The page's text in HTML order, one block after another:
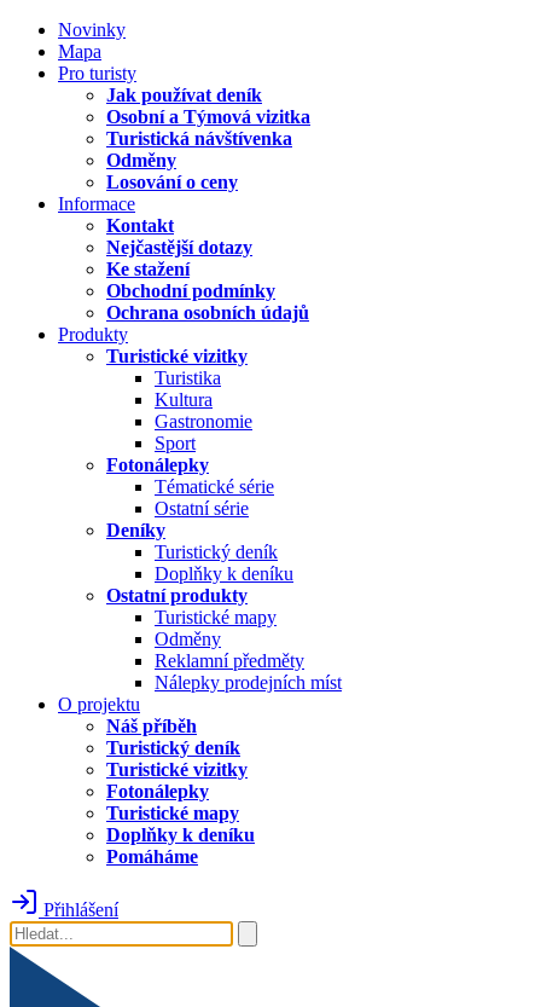
Novinky
Mapa
Pro turisty
Jak používat deník
Osobní a Týmová vizitka
Turistická návštívenka
Odměny
Losování o ceny
Informace
Kontakt
Nejčastější dotazy
Ke stažení
Obchodní podmínky
Ochrana osobních údajů
Produkty
Turistické vizitky
Turistika
Kultura
Gastronomie
Sport
Fotonálepky
Tématické série
Ostatní série
Deníky
Turistický deník
Doplňky k deníku
Ostatní produkty
Turistické mapy
Odměny
Reklamní předměty
Nálepky prodejních míst
O projektu
Náš příběh
Turistický deník
Turistické vizitky
Fotonálepky
Turistické mapy
Doplňky k deníku
Pomáháme
Přihlášení